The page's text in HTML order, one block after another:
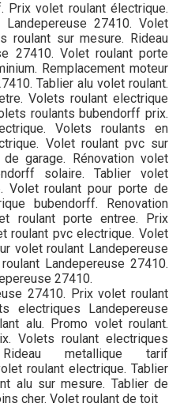
Prix volet roulant électrique.
27410. Volet
roulant sur mesure. Rideau
27410. Volet roulant porte
Remplacement moteur
Tablier alu volet roulant.
Volets roulant electrique
roulants bubendorff prix.
Volets roulants en
Volet roulant pvc sur
garage. Rénovation volet
solaire. Tablier volet
Volet roulant pour porte de
bubendorff. Renovation
roulant porte entree. Prix
roulant pvc electrique. Volet
volet roulant Landepereuse
Landepereuse 27410.
27410.
27410. Prix volet roulant
electriques Landepereuse
alu. Promo volet roulant.
Volets roulant electriques
metallique tarif
roulant electrique. Tablier
alu sur mesure. Tablier de
cher. Volet roulant de toit